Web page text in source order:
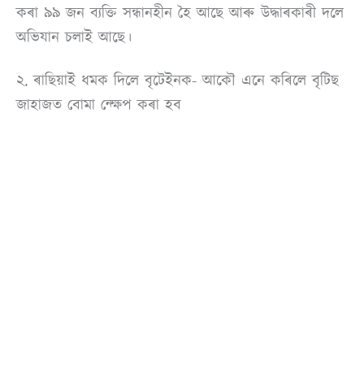
কৰা ৯৯ জন ব্যক্তি সন্ধানহীন হৈ আছে আৰু উদ্ধাৰকাৰী দলে
অভিযান চলাই আছে।
২. ৰাছিয়াই ধমক দিলে বৃটেইনক- আকৌ এনে কৰিলে বৃটিছ
জাহাজত বোমা ন্ক্ষেপ কৰা হব